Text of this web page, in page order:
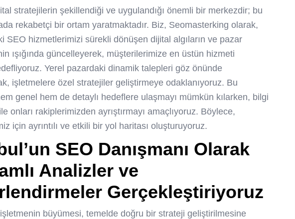
stratejilerin şekillendiği ve uygulandığı önemli bir merkezdir; bu
rekabetçi bir ortam yaratmaktadır. Biz, Seomasterking olarak,
SEO hizmetlerimizi sürekli dönüşen dijital algıların ve pazar
ışığında güncelleyerek, müşterilerimize en üstün hizmeti
Yerel pazardaki dinamik talepleri göz önünde
işletmelere özel stratejiler geliştirmeye odaklanıyoruz. Bu
genel hem de detaylı hedeflere ulaşmayı mümkün kılarken, bilgi
onları rakiplerimizden ayrıştırmayı amaçlıyoruz. Böylece,
için ayrıntılı ve etkili bir yol haritası oluşturuyoruz.
SEO Danışmanı Olarak
Analizler ve
Gerçekleştiriyoruz
işletmenin büyümesi, temelde doğru bir strateji geliştirilmesine